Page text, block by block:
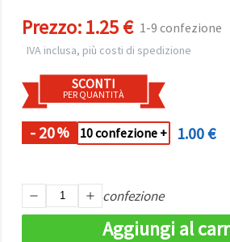
modificare
il tuo
in qualsiasi
momento.
Per ulteriori
informazioni,
consultare
la nostra
l'Informativa
privacy.
Prezzo:1.25 € 1-9 confezione
IVA inclusa, più costi di spedizione
SCONTI
PER QUANTITÀ
- 20% 10 confezione + 1.00 €
confezione
Aggiungi al